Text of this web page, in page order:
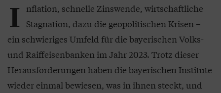
I nflation, schnelle Zinswende, wirtschaftliche
Stagnation, dazu die geopolitischen Krisen –
ein schwieriges Umfeld für die bayerischen Volks-
und Raiffeisenbanken im Jahr 2023. Trotz dieser
Herausforderungen haben die bayerischen Institute
wieder einmal bewiesen, was in ihnen steckt, und